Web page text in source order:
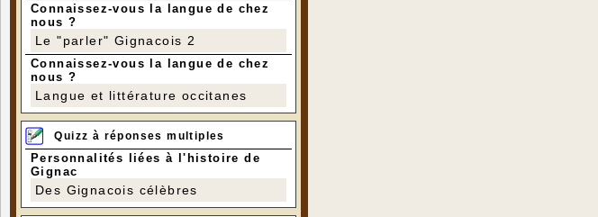
Connaissez-vous la langue de chez
nous ?
Le "parler" Gignacois 2
Connaissez-vous la langue de chez
nous ?
Langue et littérature occitanes
Quizz à réponses multiples
Personnalités liées à l'histoire de
Gignac
Des Gignacois célèbres